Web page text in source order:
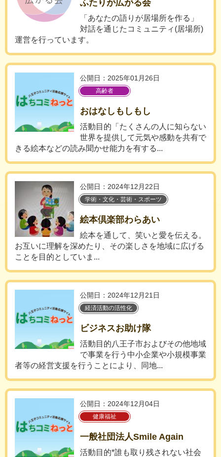
ふたりが広がる会
「あなたの語りが居場所を作る」
対話を通じたコミュニティ(居場所)
運営を行っています。
公開日：2025年01月26日
高齢者
おはなしもしもし
活動目的「たくさんの人に知らない
世界を提供して元気や感動を共有で
きる絵本などの読み聞かせ能力を有する...
公開日：2024年12月22日
学術・文化・芸術・スポーツ
絵本倶楽部わらあい
絵本を通して、笑いと愛を伝える。
お互いに理解を深めたり、その楽しさを地域に広げる
ことを目的としていま...
公開日：2024年12月21日
経済活動の活性化
ビジネスお助け隊
活動目的八王子市およびその他地域
で事業を行う中小企業や小規模事業
者等の経営支援を行うことにより、同地...
公開日：2024年12月04日
健康福祉
一般社団法人Smile Again
活動目的*誰も取り残されない社会